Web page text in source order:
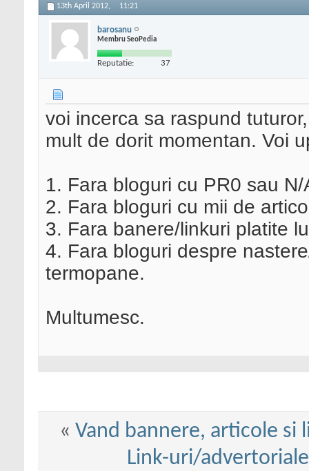
13th April 2012, 11:21
barosanu
Membru SeoPedia
Reputatie: 37
voi incerca sa raspund
mult de dorit momentan. Voi
1. Fara bloguri cu PR0 sau
2. Fara bloguri cu mii de
3. Fara banere/linkuri platite
4. Fara bloguri despre
termopane.
Multumesc.
« Vand bannere, articole si
Link-uri/